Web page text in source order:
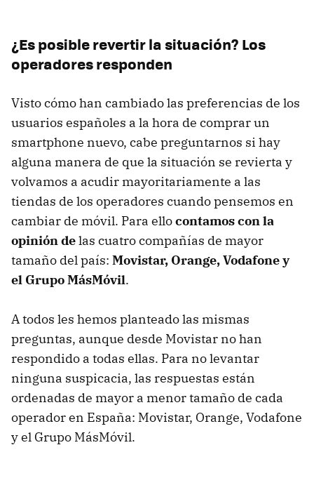
¿Es posible revertir la situación? Los
operadores responden
Visto cómo han cambiado las preferencias de los
usuarios españoles a la hora de comprar un
smartphone nuevo, cabe preguntarnos si hay
alguna manera de que la situación se revierta y
volvamos a acudir mayoritariamente a las
tiendas de los operadores cuando pensemos en
cambiar de móvil. Para ellocontamos con la
opinión delas cuatro compañías de mayor
tamaño del país: Movistar, Orange, Vodafone y
el Grupo MásMóvil.
A todos les hemos planteado las mismas
preguntas, aunque desde Movistar no han
respondido a todas ellas. Para no levantar
ninguna suspicacia, las respuestas están
ordenadas de mayor a menor tamaño de cada
operador en España: Movistar, Orange, Vodafone
y el Grupo MásMóvil.